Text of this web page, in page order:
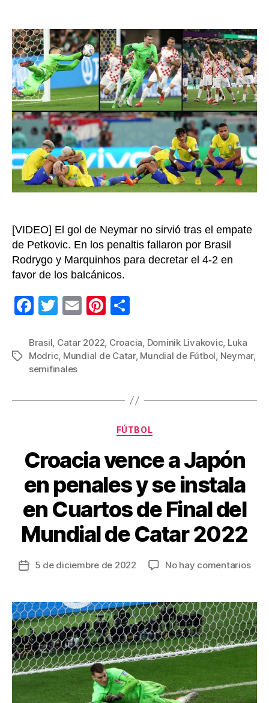
entrada
se
de
lo
por
[VIDEO] El gol de Neymar no sirvió tras el empate
de Petkovic. En los penaltis fallaron por Brasil
Rodrygo y Marquinhos para decretar el 4-2 en
favor de los balcánicos.
F
c
e
o
T
tt
er
E
ail
Pi
er
e
m
p
tir
Etiquetas
Brasil, Catar 2022, Croacia, Dominik Livakovic, Luka
Modric, Mundial de Catar, Mundial de Fútbol, Neymar,
semifinales
Categorías
FÚTBOL
Croacia vence a Japón
en penales y se instala
en Cuartos de Final del
Mundial de Catar 2022
Fecha
entrada
5 de diciembre de 2022 No hay comentariosen
a
en
en